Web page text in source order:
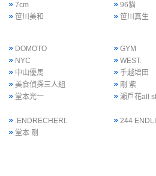
7cm
96貓
笹川美和
笹川真生
DOMOTO
GYM
NYC
WEST.
中山優馬
手越增田
美食偵探三人組
剛 紫
堂本光一
瀨戶花all
.ENDRECHERI.
244
堂本 剛